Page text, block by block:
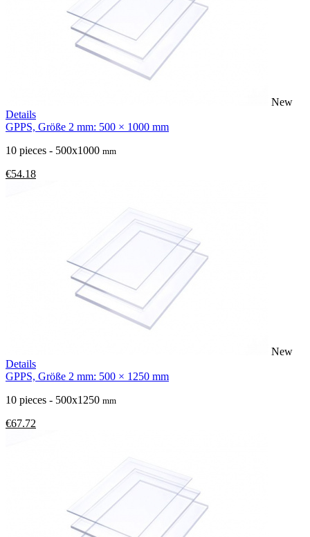
New
Details
GPPS, Größe 2 mm: 500 × 1000 mm
10 pieces - 500x1000 mm
€54.18
New
Details
GPPS, Größe 2 mm: 500 × 1250 mm
10 pieces - 500x1250 mm
€67.72